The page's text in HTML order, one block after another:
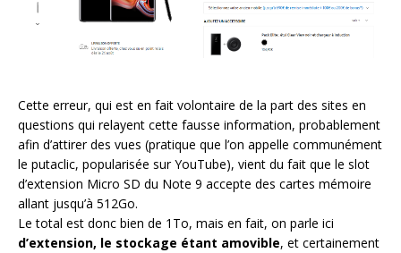
Cette erreur, qui est en fait volontaire de la part des sites en
questions qui relayent cette fausse information, probablement
afin d’attirer des vues (pratique que l’on appelle communément
le putaclic, popularisée sur YouTube), vient du fait que le slot
d’extension Micro SD du Note 9 accepte des cartes mémoire
allant jusqu’à 512Go.
Le total est donc bien de 1To, mais en fait, on parle ici
d’extension, le stockage étant amovible, et certainement